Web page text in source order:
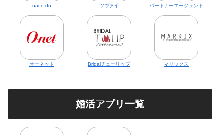
naco-do ツヴァイ パートナーエージェント
オーネット Bridalチューリップ マリックス
婚活アプリ一覧